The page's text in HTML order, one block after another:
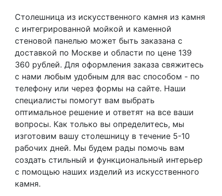
Столешница из искусственного камня из камня
с интегрированной мойкой и каменной
стеновой панелью может быть заказана с
доставкой по Москве и области по цене 139
360 рублей. Для оформления заказа свяжитесь
с нами любым удобным для вас способом - по
телефону или через формы на сайте. Наши
специалисты помогут вам выбрать
оптимальное решение и ответят на все ваши
вопросы. Как только вы определитесь, мы
изготовим вашу столешницу в течение 5-10
рабочих дней. Мы будем рады помочь вам
создать стильный и функциональный интерьер
с помощью наших изделий из искусственного
камня.